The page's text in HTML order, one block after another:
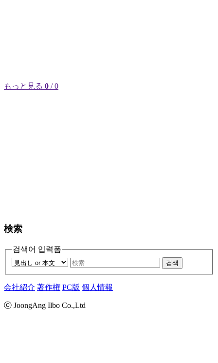
もっと見る 0 / 0
検索
검색어 입력폼
검색
会社紹介 著作権 PC版 個人情報
ⓒ JoongAng Ilbo Co.,Ltd